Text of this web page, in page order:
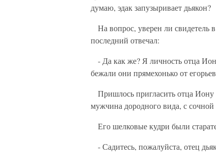
думаю, эдак запузыривает дьякон?
На вопрос, уверен ли свидетель
последний отвечал:
- Да как же? Я личность отца
бежали они прямехонько от
Пришлось пригласить отца
мужчина дородного вида, с сочной
Его шелковые кудри были
- Садитесь, пожалуйста, отец